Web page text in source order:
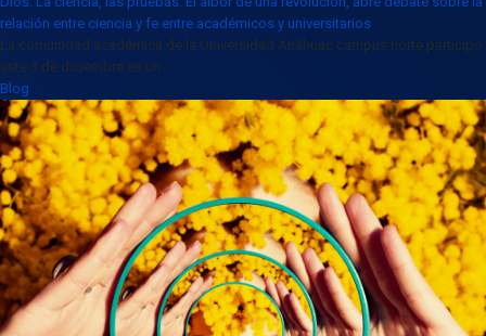
relación entre ciencia y fe entre académicos y universitarios
La comunidad académica de la Universidad Anáhuac campus norte participó
este 3 de diciembre en un...
Blog